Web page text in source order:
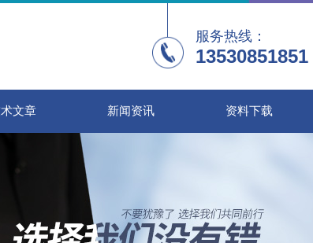
服务热线：
13530851851
文章 新闻资讯 资料下载